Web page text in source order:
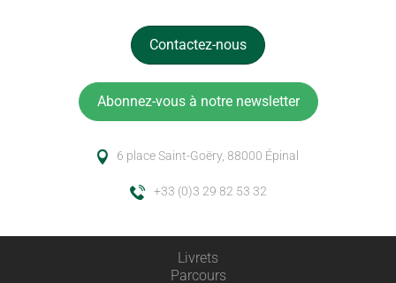
Contactez-nous
Abonnez-vous à notre newsletter
6 place Saint-Goëry, 88000 Épinal
+33 (0)3 29 82 53 32
Livrets
Parcours